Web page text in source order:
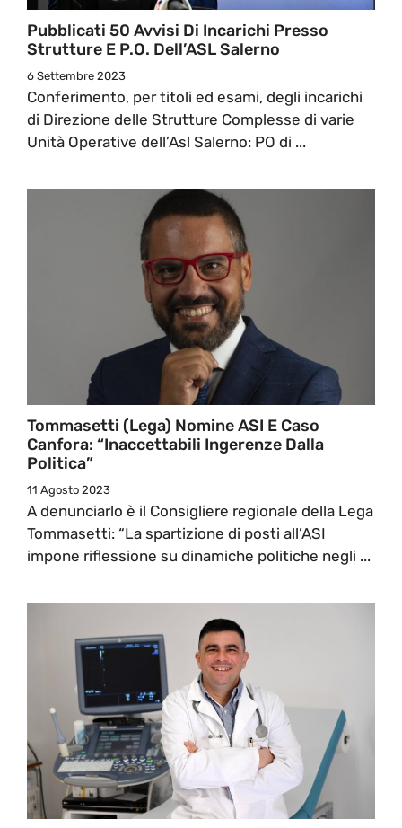
Pubblicati 50 Avvisi Di Incarichi Presso
Strutture E P.O. Dell’ASL Salerno
6 Settembre 2023
Conferimento, per titoli ed esami, degli incarichi
di Direzione delle Strutture Complesse di varie
Unità Operative dell’Asl Salerno: PO di ...
Tommasetti (Lega) Nomine ASI E Caso
Canfora: “Inaccettabili Ingerenze Dalla
Politica”
11 Agosto 2023
A denunciarlo è il Consigliere regionale della Lega
Tommasetti: “La spartizione di posti all’ASI
impone riflessione su dinamiche politiche negli ...